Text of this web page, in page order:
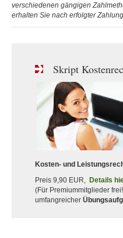
verschiedenen gängigen
erhalten Sie nach erfolgter
Skript
Kosten- und
Preis 9,90 EUR, Details
(Für Premiummitglieder
umfangreicher